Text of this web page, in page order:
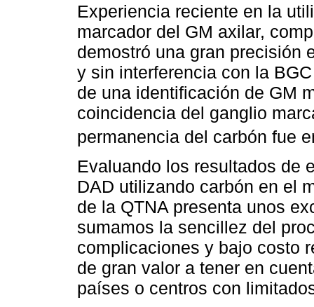
Experiencia reciente en la
marcador del GM axilar,
demostró una gran precisión
y sin interferencia con la
de una identificación de GM
coincidencia del ganglio
permanencia del carbón fue
Evaluando los resultados de
DAD utilizando carbón en el
de la QTNA presenta unos
sumamos la sencillez del
complicaciones y bajo costo
de gran valor a tener en
países o centros con